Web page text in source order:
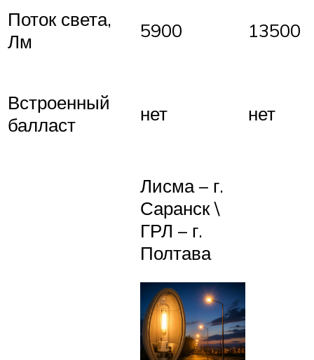
Поток света,
Лм
5900 13500
Встроенный
балласт
нет нет
Лисма – г.
Саранск \
ГРЛ – г.
Полтава